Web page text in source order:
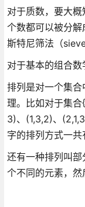
对于质数，要大
个数都可以被分
斯特尼筛法（
对于基本的组合数
排列是对一个集
理。比如对于集
3)、(1,3,2)、
字的排列方式一共
还有一种排列叫
个不同的元素，然